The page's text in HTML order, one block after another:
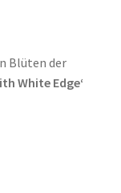
Blüten der
White Edge‘